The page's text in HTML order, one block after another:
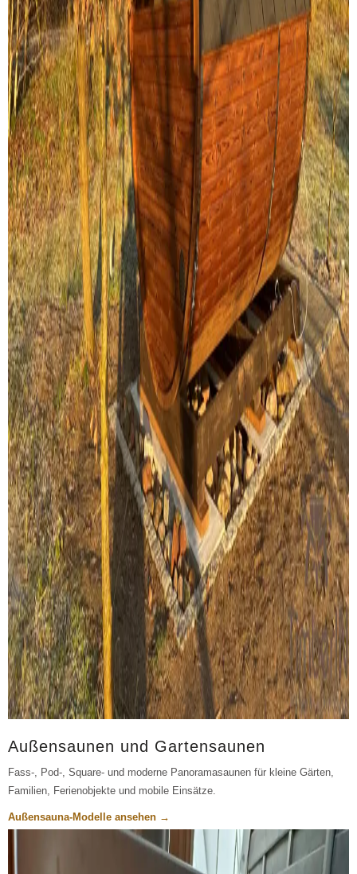
Außensaunen und Gartensaunen
Fass-, Pod-, Square- und moderne Panoramasaunen für kleine Gärten,
Familien, Ferienobjekte und mobile Einsätze.
Außensauna-Modelle ansehen →